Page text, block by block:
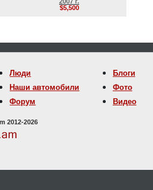
$5,500
Люди
Наши автомобили
Форум
Блоги
Фото
Видео
2012-2026